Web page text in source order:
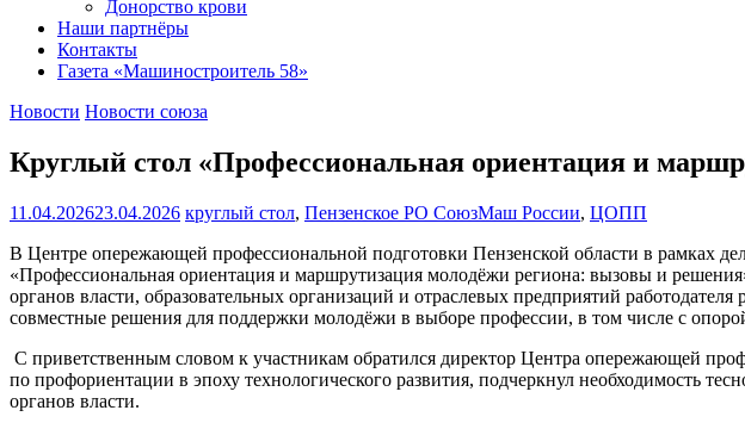
Донорство крови
Наши партнёры
Контакты
Газета «Машиностроитель 58»
Новости Новости союза
Круглый стол «Профессиональная ориентация и
11.04.202623.04.2026 круглый стол, Пензенское РО СоюзМаш России, ЦОПП
В Центре опережающей профессиональной подготовки Пензенской области в рамках
«Профессиональная ориентация и маршрутизация молодёжи региона: вызовы и
органов власти, образовательных организаций и отраслевых предприятий
совместные решения для поддержки молодёжи в выборе профессии, в том числе с
С приветственным словом к участникам обратился директор Центра опережающей
по профориентации в эпоху технологического развития, подчеркнул необходимость
органов власти.